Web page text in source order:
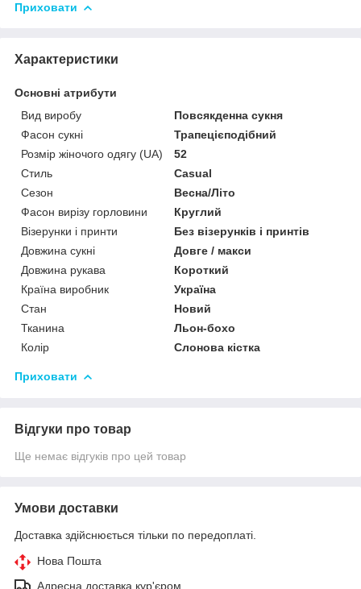
Приховати
Характеристики
Основні атрибути
Вид виробу
Повсякденна сукня
Фасон сукні
Трапецієподібний
Розмір жіночого одягу (UA)
52
Стиль
Casual
Сезон
Весна/Літо
Фасон вирізу горловини
Круглий
Візерунки і принти
Без візерунків і принтів
Довжина сукні
Довге / макси
Довжина рукава
Короткий
Країна виробник
Україна
Стан
Новий
Тканина
Льон-бохо
Колір
Слонова кістка
Приховати
Відгуки про товар
Ще немає відгуків про цей товар
Умови доставки
Доставка здійснюється тільки по передоплаті.
Нова Пошта
Адресна доставка кур'єром